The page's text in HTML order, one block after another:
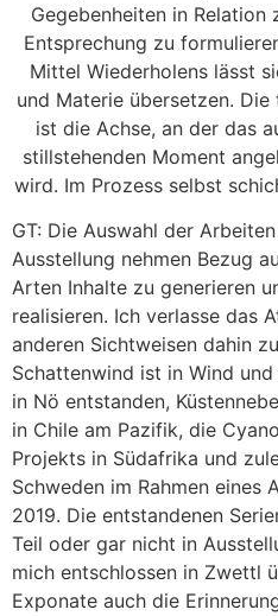
Gegebenheiten in Relation
Entsprechung zu
Mittel Wiederholens lässt
und Materie übersetzen. Die
ist die Achse, an der das
stillstehenden Moment
wird. Im Prozess selbst
GT: Die Auswahl der
Ausstellung nehmen Bezug
Arten Inhalte zu generieren
realisieren. Ich verlasse das
anderen Sichtweisen dahin
Schattenwind ist in Wind
in Nö entstanden,
in Chile am Pazifik, die
Projekts in Südafrika und
Schweden im Rahmen eines
2019. Die entstandenen
Teil oder gar nicht in
mich entschlossen in Zwettl
Exponate auch die